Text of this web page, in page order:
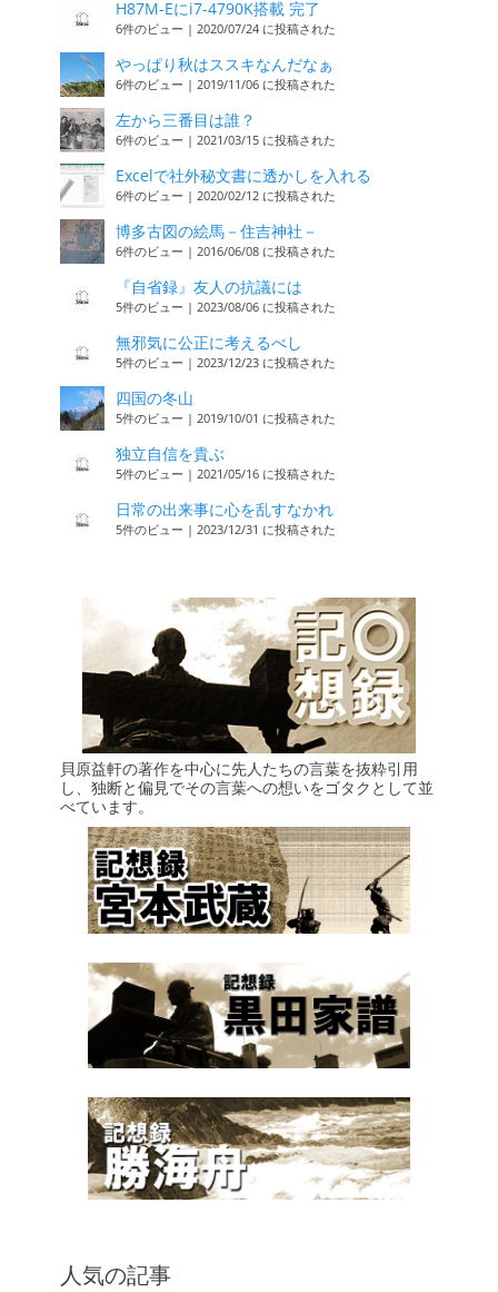
H87M-Eにi7-4790K搭載 完了
6件のビュー | 2020/07/24 に投稿された
やっぱり秋はススキなんだなぁ
6件のビュー | 2019/11/06 に投稿された
左から三番目は誰？
6件のビュー | 2021/03/15 に投稿された
Excelで社外秘文書に透かしを入れる
6件のビュー | 2020/02/12 に投稿された
博多古図の絵馬－住吉神社－
6件のビュー | 2016/06/08 に投稿された
『自省録』友人の抗議には
5件のビュー | 2023/08/06 に投稿された
無邪気に公正に考えるべし
5件のビュー | 2023/12/23 に投稿された
四国の冬山
5件のビュー | 2019/10/01 に投稿された
独立自信を貴ぶ
5件のビュー | 2021/05/16 に投稿された
日常の出来事に心を乱すなかれ
5件のビュー | 2023/12/31 に投稿された
貝原益軒の著作を中心に先人たちの言葉を抜粋引用
し、独断と偏見でその言葉への想いをゴタクとして並
べています。
人気の記事